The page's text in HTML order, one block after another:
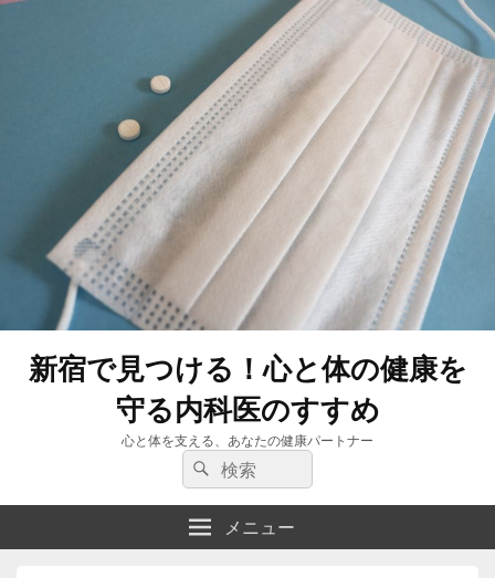
新宿で見つける！心と体の健康を
守る内科医のすすめ
心と体を支える、あなたの健康パートナー
検
索:
検
索
メニュー